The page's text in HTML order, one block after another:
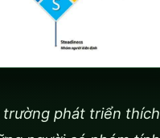
trường phát triển thích